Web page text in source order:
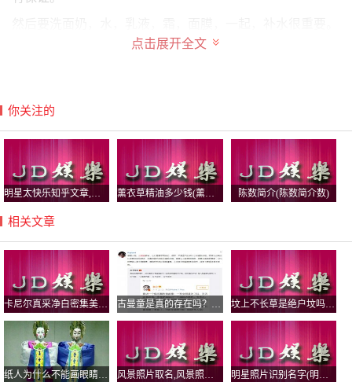
化蝶秀红石榴排毒焕肤洗面奶100G
彻底清洁。
千纤草有机玫瑰水250ml
嫩肤、滋润、美白补水
千纤草水嫩保湿霜50g~适合黑黄暗哑
郁美净鲜奶乳液108g
牛奶的滋润,婴儿般的肌肤
内含有鲜奶和丰富的维生素，鲜奶中含有大量的蛋白质`脂
肪及维生素，极易被皮肤吸收。适用本品可给人一种滑爽舒
适`不油不腻及其清爽的感觉，随时都可以为皮肤补充由于
暴露于空气中而损失的水分，长期使用可增强皮肤弹性，使
点击展开全文
你关注的
陈数简介(陈数简介数)
相关文章
坟上不长草是绝户坟吗，对后代好不好